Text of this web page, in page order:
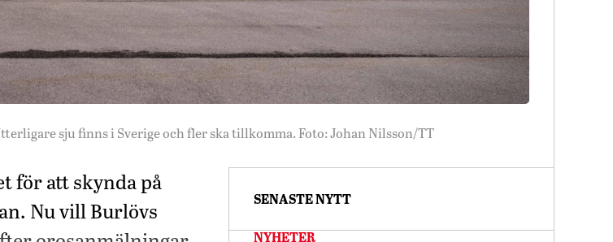
sju finns i Sverige och fler ska tillkomma. Foto: Johan Nilsson/TT
för att skynda på
Nu vill Burlövs
SENASTE NYTT
NYHETER